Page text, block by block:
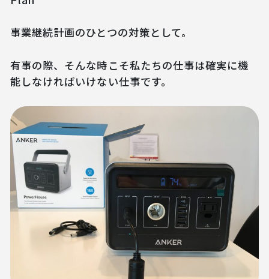
事業継続計画のひとつの対策として。
有事の際、そんな時こそ私たちの仕事は確実に機
能しなければいけない仕事です。